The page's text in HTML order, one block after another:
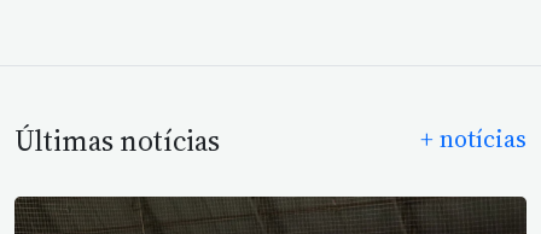
Últimas notícias + notícias